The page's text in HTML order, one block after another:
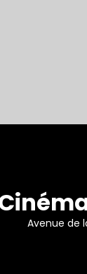
Avenue de